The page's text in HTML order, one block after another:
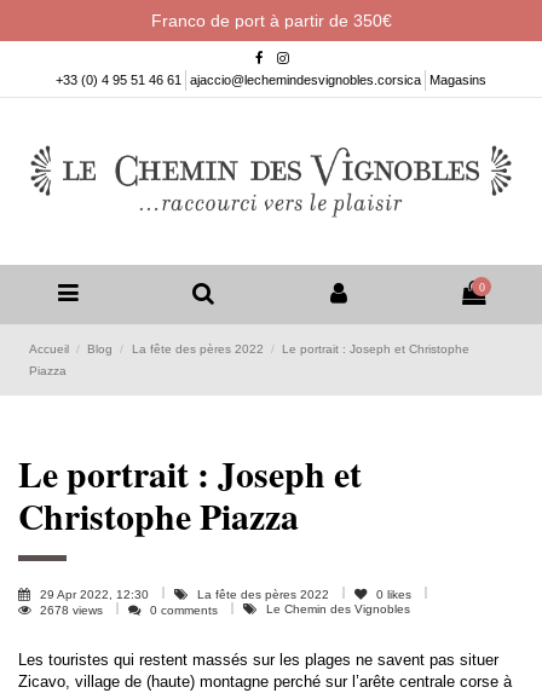
Franco de port à partir de 350€
+33 (0) 4 95 51 46 61 ajaccio@lechemindesvignobles.corsica Magasins
0
Accueil Blog La fête des pères 2022
Le portrait : Joseph et Christophe
Piazza
Le portrait : Joseph et
Christophe Piazza
29 Apr 2022, 12:30 La fête des pères 2022 0 likes
2678 views
0 comments Le Chemin des Vignobles
Les touristes qui restent massés sur les plages ne savent pas situer
Zicavo, village de (haute) montagne perché sur l’arête centrale corse à